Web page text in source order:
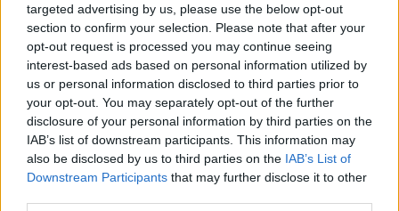
targeted advertising by us, please use the below opt-out
section to confirm your selection. Please note that after your
opt-out request is processed you may continue seeing
interest-based ads based on personal information utilized by
us or personal information disclosed to third parties prior to
your opt-out. You may separately opt-out of the further
disclosure of your personal information by third parties on the
IAB’s list of downstream participants. This information may
also be disclosed by us to third parties on the IAB’s List of
Downstream Participants that may further disclose it to other
Descrizione
Altro
Rif 10. In una delle zone più servite di Altamura, precisamente in
zona Via Parisi, proponiamo la vendita di un ampio appartamento di
137 mq situato al terzo piano di una palazzina sprovvista di
ascensore. La soluzione si sviluppa in sei vani distribuiti in ampio
soggiorno, cucina abitabile, 4 camere, un bagno, un comodo
ripostiglio e tre balconi distribuiti sui tre lati liberi della palazzina che
permette anche di avere finestre in ogni ambiente. A completare il
tutto c'è una cantina a piano interrato, ideale per massimizzare lo
spazio. L'immobile è libero, è da ristrutturare e si vende arredato.
Piano
3° Piano